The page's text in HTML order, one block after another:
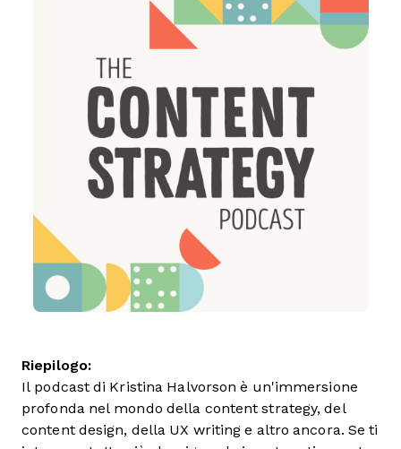
Riepilogo:
Il podcast di Kristina Halvorson è un'immersione
profonda nel mondo della content strategy, del
content design, della UX writing e altro ancora. Se ti